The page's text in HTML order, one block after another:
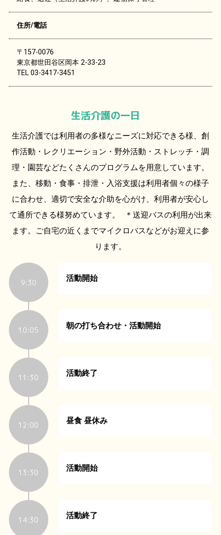
住所/電話
〒157-0076
東京都世田谷区岡本 2-33-23
TEL 03-3417-3451
生活介護の一日
生活介護では利用者の多様なニーズに対応できる様、創
作活動・レクリエーション・野外活動・ストレッチ・調
理・園芸などたくさんのプログラムを用意しています。
また、移動・食事・排泄・入浴支援は利用者個々の様子
に合わせ、適切で安全な介助を心がけ、利用者が安心し
て通所できる様努めています。 ＊送迎バスの利用が出来
ます。ご自宅の近くまでマイクロバスなどがお迎えに参
ります。
活動開始
9:30
朝の打ち合わせ・活動開始
10:05
活動終了
11:30
昼食 昼休み
12:00
活動開始
13:30
活動終了
14:30